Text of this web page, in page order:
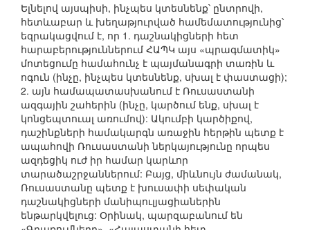
Ելնելով այսպիսի, ինչպես կտեսնենք՝ ընտրովի,
հետևաբար և խեղաթյուրված համեմատությունից՝
եզրակացվում է, որ 1. դաշնակիցների հետ
հարաբերություններում ՀԱՊԿ այս «պրագմատիկ»
մոտեցումը համահունչ է պայմանագրի տառին և
ոգուն (ինչը, ինչպես կտեսնենք, սխալ է փաստացի);
2. այն համապատասխանում է Ռուսաստանի
ազգային շահերին (ինչը, կարծում ենք, սխալ է
կոնցեպտուալ առումով): Ակումբի կարծիքով,
դաշինքների համակարգն առաջին հերթին պետք է
ապահովի Ռուսաստանի ներկայությունը որպես
ազդեցիկ ուժ իր համար կարևոր
տարածաշրջաններում: Բայց, միևնույն ժամանակ,
Ռուսաստանը պետք է խուսափի սեփական
դաշնակիցների մանիպուլյացիաներին
ենթարկվելուց: Օրինակ, պարզաբանում են